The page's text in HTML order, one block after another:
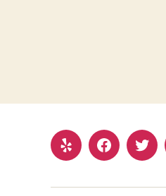
Yelp Facebook